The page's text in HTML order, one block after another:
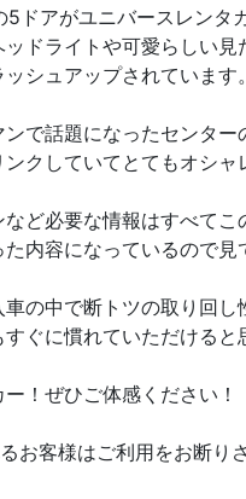
5ドアがユニバースレンタ
ドライトや可愛らしい
シュアップされています
で話題になったセンタ
クしていてとてもオシャ
ど必要な情報はすべて
内容になっているので
の中で断トツの取り回し
ぐに慣れていただけると
！ぜひご体感ください！
お客様はご利用をお断り